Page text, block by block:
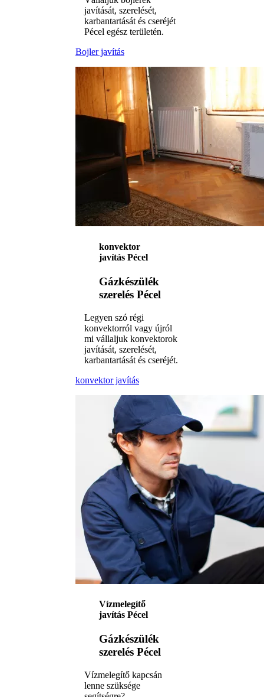
javítását, szerelését,
karbantartását és cseréjét
Pécel egész területén.
Bojler javítás
konvektor
javítás Pécel
Gázkészülék
szerelés Pécel
Legyen szó régi
konvektorról vagy újról
mi vállaljuk konvektorok
javítását, szerelését,
karbantartását és cseréjét.
konvektor javítás
Vízmelegítő
javítás Pécel
Gázkészülék
szerelés Pécel
Vízmelegítő kapcsán
lenne szüksége